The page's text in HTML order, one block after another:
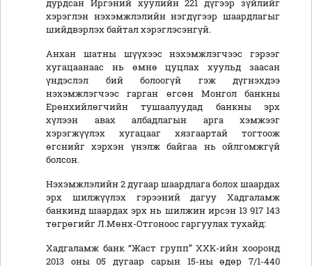
дурдсан Иргэний хуулийн 221 дүгээр зүйлийг
хэрэглэн нэхэмжлэлийн нэгдүгээр шаардлагыг
шийдвэрлэх байтал хэрэглэсэнгүй.
Анхан шатны шүүхээс нэхэмжлэгчээс гэрээг
хугацаанаас нь өмнө цуцлах хуульд заасан
үндэслэл бий болоогүй гэж дүгнэхдээ
нэхэмжлэгчээс гарган өгсөн Монгол банкны
Ерөнхийлөгчийн тушаалуудад банкны эрх
хүлээн авах албадлагын арга хэмжээг
хэрэгжүүлэх хугацааг хязгаартай тогтоож
өгснийг хэрхэн үнэлж байгаа нь ойлгомжгүй
болсон.
Нэхэмжлэлийн 2 дугаар шаардлага болох шаардах
эрх шилжүүлэх гэрээний дагуу Хадгаламж
банкинд шаардах эрх нь шилжин ирсэн 13 917 143
төгрөгийг Л.Мөнх-Отгоноос гаргуулах тухайд:
Хадгаламж банк “Жаст групп” ХХК-ийн хооронд
2013 оны 05 дугаар сарын 15-ны өдөр 7/1-440